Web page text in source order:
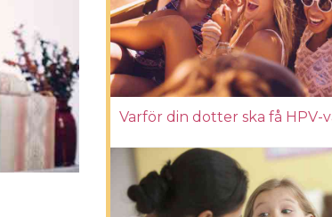
Varför din dotter ska få HPV-